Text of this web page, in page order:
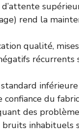
rend la
qualité,
du
des
bruits